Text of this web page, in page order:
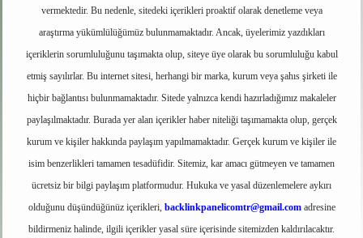
vermektedir. Bu nedenle, sitedeki içerikleri proaktif olarak denetleme veya
araştırma yükümlülüğümüz bulunmamaktadır. Ancak, üyelerimiz yazdıkları
içeriklerin sorumluluğunu taşımakta olup, siteye üye olarak bu sorumluluğu kabul
etmiş sayılırlar. Bu internet sitesi, herhangi bir marka, kurum veya şahıs şirketi ile
hiçbir bağlantısı bulunmamaktadır. Sitede yalnızca kendi hazırladığımız makaleler
paylaşılmaktadır. Burada yer alan içerikler haber niteliği taşımamakta olup, gerçek
kurum ve kişiler hakkında paylaşım yapılmamaktadır. Gerçek kurum ve kişiler ile
isim benzerlikleri tamamen tesadüfidir. Sitemiz, kar amacı gütmeyen ve tamamen
ücretsiz bir bilgi paylaşım platformudur. Hukuka ve yasal düzenlemelere aykırı
olduğunu düşündüğünüz içerikleri, backlinkpanelicomtr@gmail.comadresine
bildirmeniz halinde, ilgili içerikler yasal süre içerisinde sitemizden kaldırılacaktır.